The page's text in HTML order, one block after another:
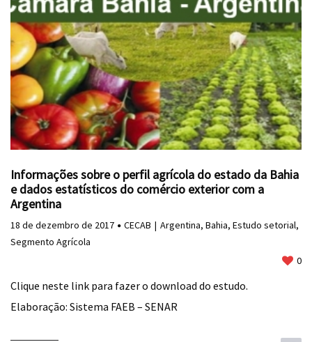
Informações sobre o perfil agrícola do estado da Bahia
e dados estatísticos do comércio exterior com a
Argentina
18 de dezembro de 2017 CECAB Argentina, Bahia, Estudo setorial,
Segmento Agrícola
0
Clique neste link para fazer o download do estudo.
Elaboração: Sistema FAEB – SENAR